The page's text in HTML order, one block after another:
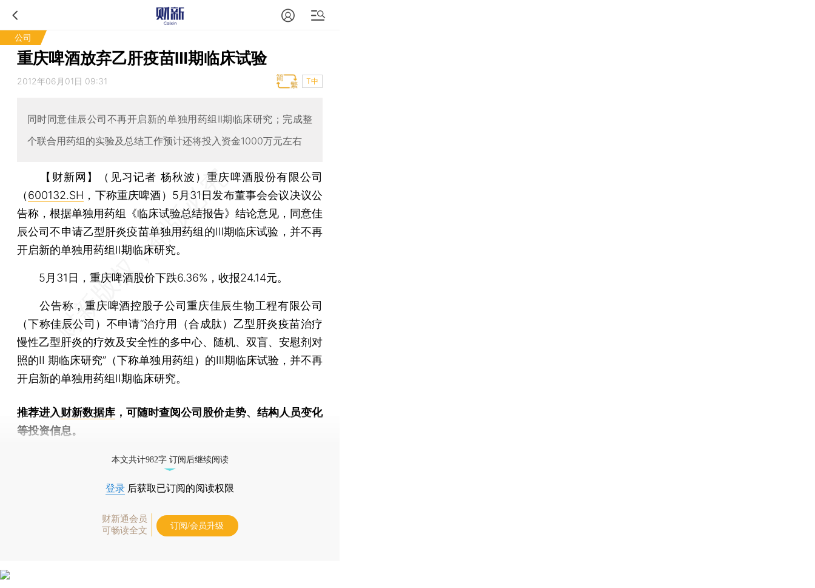
公司
重庆啤酒放弃乙肝疫苗Ⅲ期临床试验
2012年06月01日 09:31 T中
同时同意佳辰公司不再开启新的单独用药组II期临床研究；完成整
个联合用药组的实验及总结工作预计还将投入资金1000万元左右
【财新网】（见习记者 杨秋波）重庆啤酒股份有限公司
（600132.SH ，下称重庆啤酒）5月31日发布董事会会议决议公
告称，根据单独用药组《临床试验总结报告》结论意见，同意佳
辰公司不申请乙型肝炎疫苗单独用药组的Ⅲ期临床试验，并不再
开启新的单独用药组II期临床研究。
5月31日，重庆啤酒股价下跌6.36%，收报24.14元。
公告称，重庆啤酒控股子公司重庆佳辰生物工程有限公司
（下称佳辰公司）不申请“治疗用（合成肽）乙型肝炎疫苗治疗
慢性乙型肝炎的疗效及安全性的多中心、随机、双盲、安慰剂对
照的II 期临床研究”（下称单独用药组）的Ⅲ期临床试验，并不再
开启新的单独用药组II期临床研究。
推荐进入财新数据库 ，可随时查阅公司股价走势、结构人员变化
等投资信息。
本文共计982字 订阅后继续阅读
登录 后获取已订阅的阅读权限
财新通会员
可畅读全文
订阅/会员升级